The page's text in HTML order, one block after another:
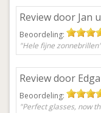
Review door Jan
Beoordeling:
"Hele fijne zonnebrillen"
Review door
Beoordeling:
"Perfect glasses, now